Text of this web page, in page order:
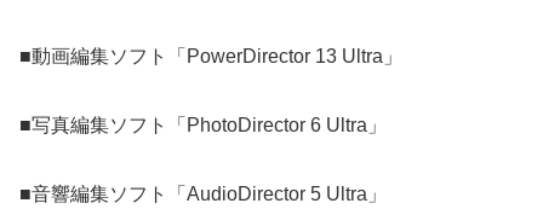
■動画編集ソフト「PowerDirector 13 Ultra」
■写真編集ソフト「PhotoDirector 6 Ultra」
■音響編集ソフト「AudioDirector 5 Ultra」